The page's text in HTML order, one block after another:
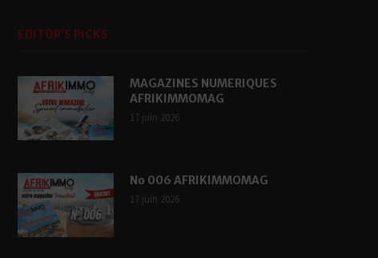
EDITOR’S PICKS
MAGAZINES NUMERIQUES
AFRIKIMMOMAG
17 juin 2026
No 006 AFRIKIMMOMAG
17 juin 2026